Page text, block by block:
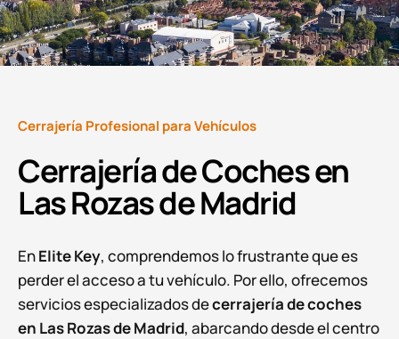
Cerrajería Profesional para Vehículos
Cerrajería de Coches en
Las Rozas de Madrid
EnElite Key, comprendemos lo frustrante que es
perder el acceso a tu vehículo. Por ello, ofrecemos
servicios especializados decerrajería de coches
en Las Rozas de Madrid, abarcando desde el centro